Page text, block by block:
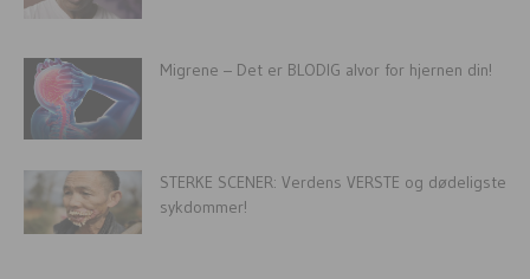
Migrene – Det er BLODIG alvor for hjernen din!
STERKE SCENER: Verdens VERSTE og dødeligste
sykdommer!